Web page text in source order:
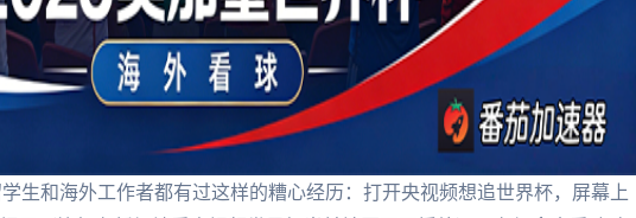
生和海外工作者都有过这样的糟心经历：打开央视频想追世界杯，屏幕上